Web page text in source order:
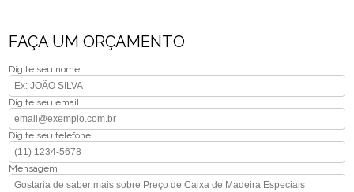
FAÇA UM ORÇAMENTO
Digite seu nome
Digite seu email
Digite seu telefone
Mensagem